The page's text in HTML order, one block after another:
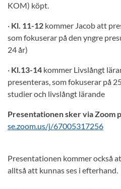
KOM) köpt.
· Kl. 11-12 kommer Jacob att
som fokuserar på den yngre
24 år)
· Kl.13-14 kommer Livslångt
presenteras, som fokuserar på
studier och livslångt lärande
Presentationen sker via Zoom
se.zoom.us/j/67005317256
Presentationen kommer också
alltså att kunnas ses i efterhand.